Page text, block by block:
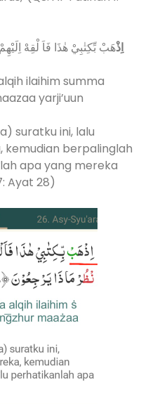
اِذْهَبْ بِّكِتٰبِيْ هٰذَا فَاَ لْقِهْ
ilaihim summa
yarji’uun
suratku ini, lalu
kemudian berpalinglah
apa yang mereka
Ayat 28)